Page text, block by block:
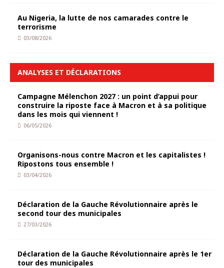
Au Nigeria, la lutte de nos camarades contre le
terrorisme
03/08/2026
ANALYSES ET DÉCLARATIONS
Campagne Mélenchon 2027 : un point d’appui pour
construire la riposte face à Macron et à sa politique
dans les mois qui viennent !
06/05/2026
Organisons-nous contre Macron et les capitalistes !
Ripostons tous ensemble !
03/04/2026
Déclaration de la Gauche Révolutionnaire après le
second tour des municipales
27/03/2026
Déclaration de la Gauche Révolutionnaire après le 1er
tour des municipales